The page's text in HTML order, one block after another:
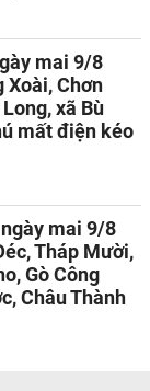
mai 9/8
Xoài, Chơn
xã Bù
mất điện kéo
mai 9/8
Tháp Mười,
Gò Công
Châu Thành